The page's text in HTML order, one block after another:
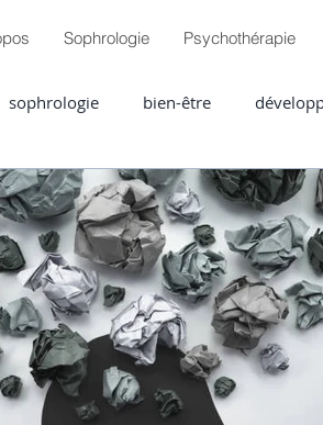
Sophrologie Psychothérapie
sophrologie bien-être
douleurs chroniques